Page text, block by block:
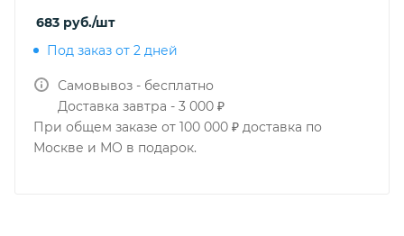
683 руб./шт
Под заказ от 2 дней
Самовывоз - бесплатно
Доставка завтра - 3 000 ₽
При общем заказе от 100 000 ₽ доставка по
Москве и МО в подарок.